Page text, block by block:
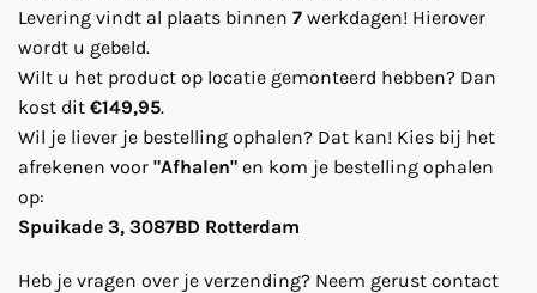
Levering vindt al plaats binnen 7 werkdagen! Hierover
wordt u gebeld.
Wilt u het product op locatie gemonteerd hebben? Dan
kost dit €149,95.
Wil je liever je bestelling ophalen? Dat kan! Kies bij het
afrekenen voor "Afhalen" en kom je bestelling ophalen
op:
Spuikade 3, 3087BD Rotterdam
Heb je vragen over je verzending? Neem gerust contact